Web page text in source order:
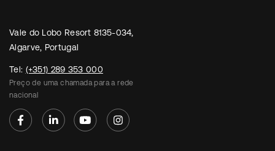
Vale do Lobo Resort 8135-034,
Algarve, Portugal
Tel: (+351) 289 353 000
Preço de uma chamada para a rede
nacional